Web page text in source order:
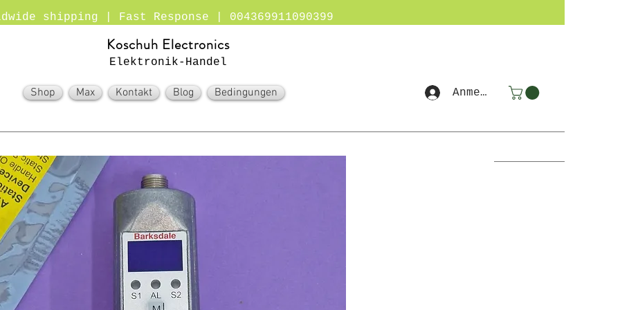
shipping | Fast Response | 004369911090399
Koschuh Electronics
Elektronik-Handel
Shop Max Kontakt Blog Bedingungen Anmelden